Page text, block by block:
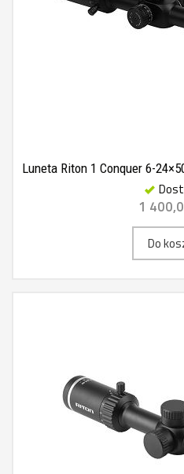
Luneta Riton 1 Conquer 6-
1
Do